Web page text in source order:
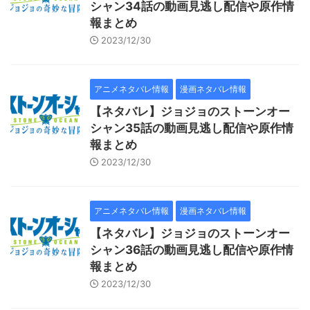
シャン34話の動画見逃し配信や原作情
報まとめ
2023/12/30
アニメネタバレ情報 漫画ネタバレ情報
【ネタバレ】ジョジョのストーンオー
シャン35話の動画見逃し配信や原作情
報まとめ
2023/12/30
アニメネタバレ情報 漫画ネタバレ情報
【ネタバレ】ジョジョのストーンオー
シャン36話の動画見逃し配信や原作情
報まとめ
2023/12/30